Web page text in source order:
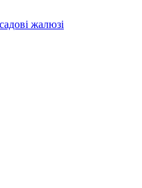
жалюзі